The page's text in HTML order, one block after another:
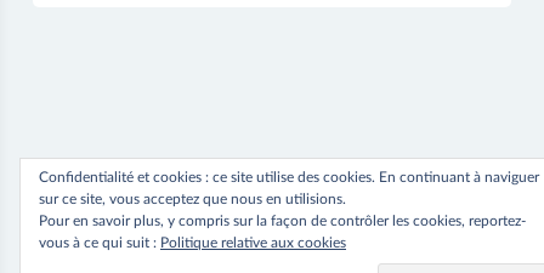
Confidentialité et cookies : ce site utilise des cookies. En continuant à naviguer
sur ce site, vous acceptez que nous en utilisions.
Pour en savoir plus, y compris sur la façon de contrôler les cookies, reportez-
vous à ce qui suit : Politique relative aux cookies